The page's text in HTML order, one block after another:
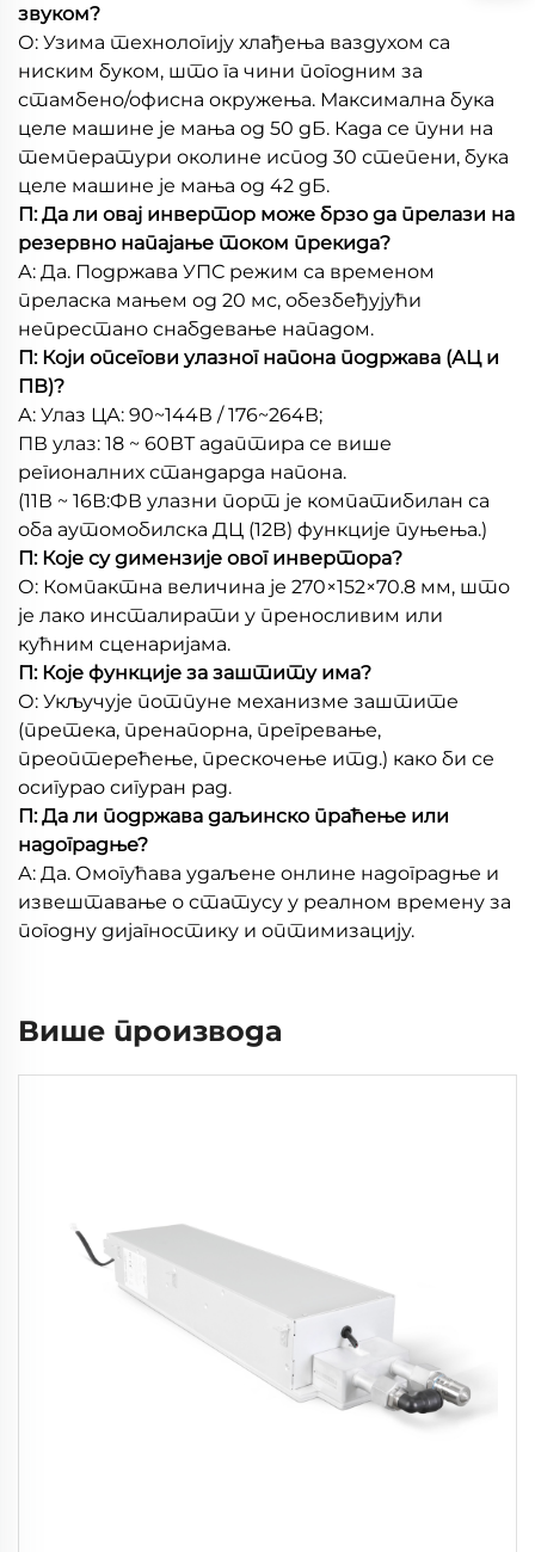
звуком?
О: Узима технологију хлађења ваздухом са
ниским буком, што га чини погодним за
стамбено/офисна окружења. Максимална бука
целе машине је мања од 50 дБ. Када се пуни на
температури околине испод 30 степени, бука
целе машине је мања од 42 дБ.
П: Да ли овај инвертор може брзо да прелази на
резервно напајање током прекида?
А: Да. Подржава УПС режим са временом
преласка мањем од 20 мс, обезбеђујући
непрестано снабдевање нападом.
П: Који опсегови улазног напона подржава (АЦ и
ПВ)?
А: Улаз ЦА: 90~144В / 176~264В;
ПВ улаз: 18 ~ 60ВТ адаптира се више
регионалних стандарда напона.
(11В ~ 16В:ФВ улазни порт је компатибилан са
оба аутомобилска ДЦ (12В) функције пуњења.)
П: Које су димензије овог инвертора?
О: Компактна величина је 270×152×70.8 мм, што
је лако инсталирати у преносливим или
кућним сценаријама.
П: Које функције за заштиту има?
О: Укључује потпуне механизме заштите
(претека, пренапорна, прегревање,
преоптерећење, прескочење итд.) како би се
осигурао сигуран рад.
П: Да ли подржава даљинско праћење или
надоградње?
А: Да. Омогућава удаљене онлине надоградње и
извештавање о статусу у реалном времену за
погодну дијагностику и оптимизацију.
Више производа